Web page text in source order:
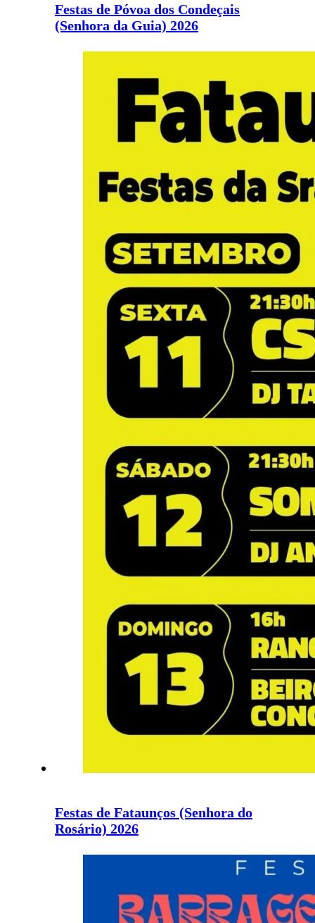
Festas de Póvoa dos Condeçais
(Senhora da Guia) 2026
Festas de Fataunços (Senhora do
Rosário) 2026